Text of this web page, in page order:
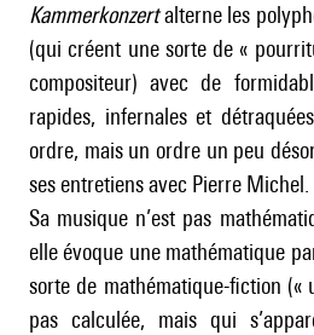
Kammerkonzertalterne les
(qui créent une sorte de «
compositeur) avec de
rapides, infernales et
ordre, mais un ordre un peu
ses entretiens avec Pierre Michel.
Sa musique n’est pas
elle évoque une mathématique
sorte de mathématique-fiction («
pas calculée, mais qui